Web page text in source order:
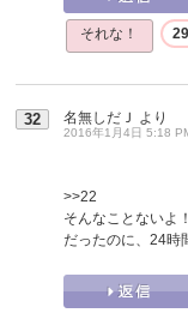
それな！
32 名無しだＪ より
2016年1月4日 5:18
>>22
そんなことないよ
だったのに、24時